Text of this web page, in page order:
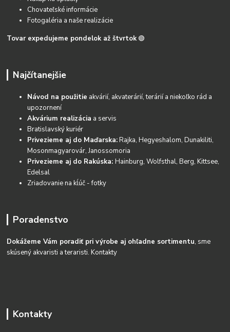
Chovateľské informácie
Fotogaléria a naše realizácie
Tovar expedujeme pondelok až štvrtok 🟢
Najčítanejšie
Návod na použitie akvárií, akvaterárií, terárií a niekoľko rád a
upozornení
Akvárium realizácia a servis
Bratislavský kuriér
Privezieme aj do Maďarska:Rajka, Hegyeshalom, Dunakiliti,
Mosonmagyarovár, Janossomoria
Privezieme aj do Rakúska:Hainburg, Wolfsthal, Berg, Kittsee,
Edelsal
Zriaďovanie na kĺúč - fotky
Poradenstvo
Dokážeme Vám poradiť pri výrobe aj ohľadne sortimentu, sme
skúsený akvaristi a teraristi.Kontakty
Kontakty